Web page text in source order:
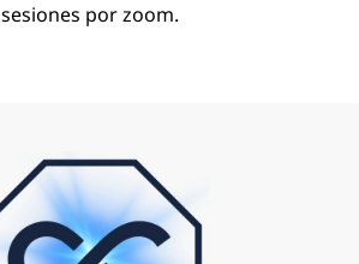
sesiones por zoom.